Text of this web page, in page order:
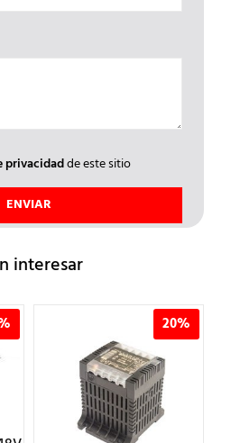
privacidadde este sitio
interesar
20%